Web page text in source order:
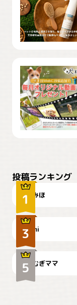
投稿ランキング
みほ
可愛い？
mi
🌻とむぎ！
むぎママ